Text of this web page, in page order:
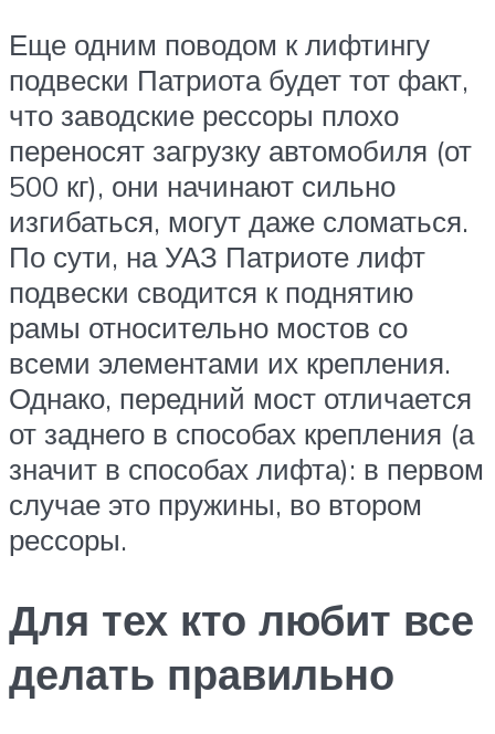
Еще одним поводом к лифтингу
подвески Патриота будет тот факт,
что заводские рессоры плохо
переносят загрузку автомобиля (от
500 кг), они начинают сильно
изгибаться, могут даже сломаться.
По сути, на УАЗ Патриоте лифт
подвески сводится к поднятию
рамы относительно мостов со
всеми элементами их крепления.
Однако, передний мост отличается
от заднего в способах крепления (а
значит в способах лифта): в первом
случае это пружины, во втором
рессоры.
Для тех кто любит все
делать правильно